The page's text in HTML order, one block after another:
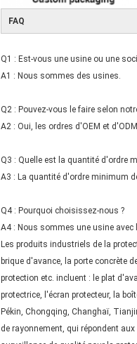
FAQ
Q1 : Est-vous une usine ou une
A1 : Nous sommes des usines.
Q2 : Pouvez-vous le faire selon
A2 : Oui, les ordres d'OEM et
Q3 : Quelle est la quantité d'ordre
A3 : La quantité d'ordre minimum
Q4 : Pourquoi choisissez-nous ?
A4 : Nous sommes une usine avec
Les produits industriels de la
brique d'avance, la porte concrète
protection etc. incluent : le plat
protectrice, l'écran protecteur, la
Pékin, Chongqing, Changhaï,
de rayonnement, qui répondent